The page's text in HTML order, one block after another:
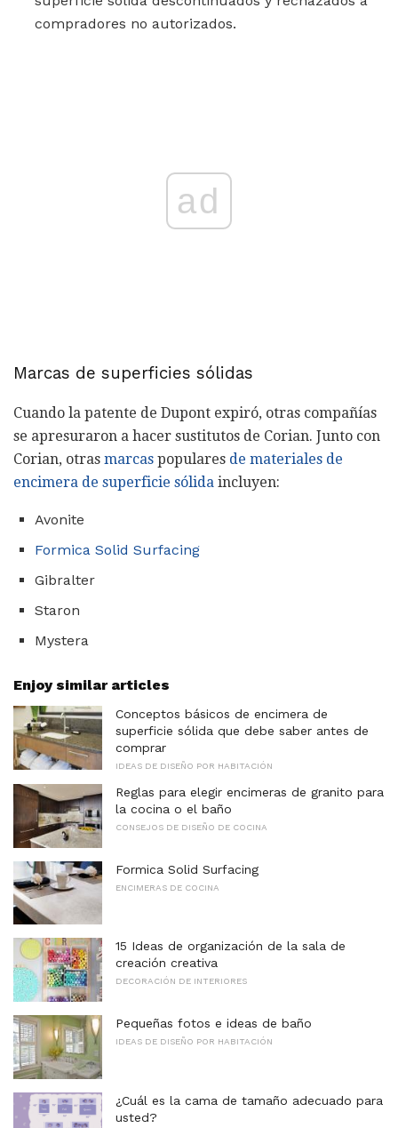
compradores no autorizados.
ad
Marcas de superficies sólidas
Cuando la patente de Dupont expiró, otras compañías
se apresuraron a hacer sustitutos de Corian. Junto con
Corian, otras marcas populares de materiales de
encimera de superficie sólida incluyen:
Avonite
Formica Solid Surfacing
Gibralter
Staron
Mystera
Enjoy similar articles
Conceptos básicos de encimera de
superficie sólida que debe saber antes de
comprar
IDEAS DE DISEÑO POR HABITACIÓN
Reglas para elegir encimeras de granito para
la cocina o el baño
CONSEJOS DE DISEÑO DE COCINA
Formica Solid Surfacing
ENCIMERAS DE COCINA
15 Ideas de organización de la sala de
creación creativa
DECORACIÓN DE INTERIORES
Pequeñas fotos e ideas de baño
IDEAS DE DISEÑO POR HABITACIÓN
¿Cuál es la cama de tamaño adecuado para
usted?